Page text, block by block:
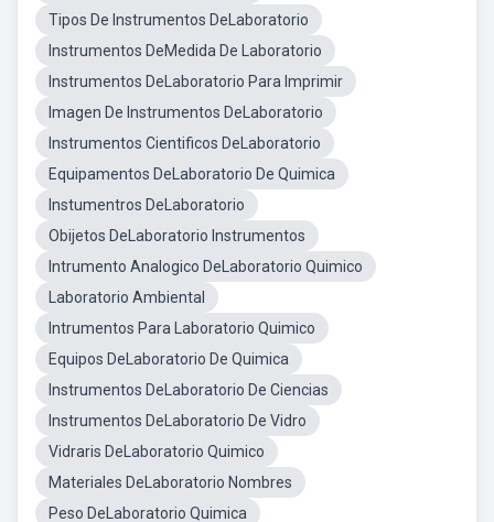
Tipos De Instrumentos DeLaboratorio
Instrumentos DeMedida De Laboratorio
Instrumentos DeLaboratorio Para Imprimir
Imagen De Instrumentos DeLaboratorio
Instrumentos Cientificos DeLaboratorio
Equipamentos DeLaboratorio De Quimica
Instumentros DeLaboratorio
Obijetos DeLaboratorio Instrumentos
Intrumento Analogico DeLaboratorio Quimico
Laboratorio Ambiental
Intrumentos Para Laboratorio Quimico
Equipos DeLaboratorio De Quimica
Instrumentos DeLaboratorio De Ciencias
Instrumentos DeLaboratorio De Vidro
Vidraris DeLaboratorio Quimico
Materiales DeLaboratorio Nombres
Peso DeLaboratorio Quimica